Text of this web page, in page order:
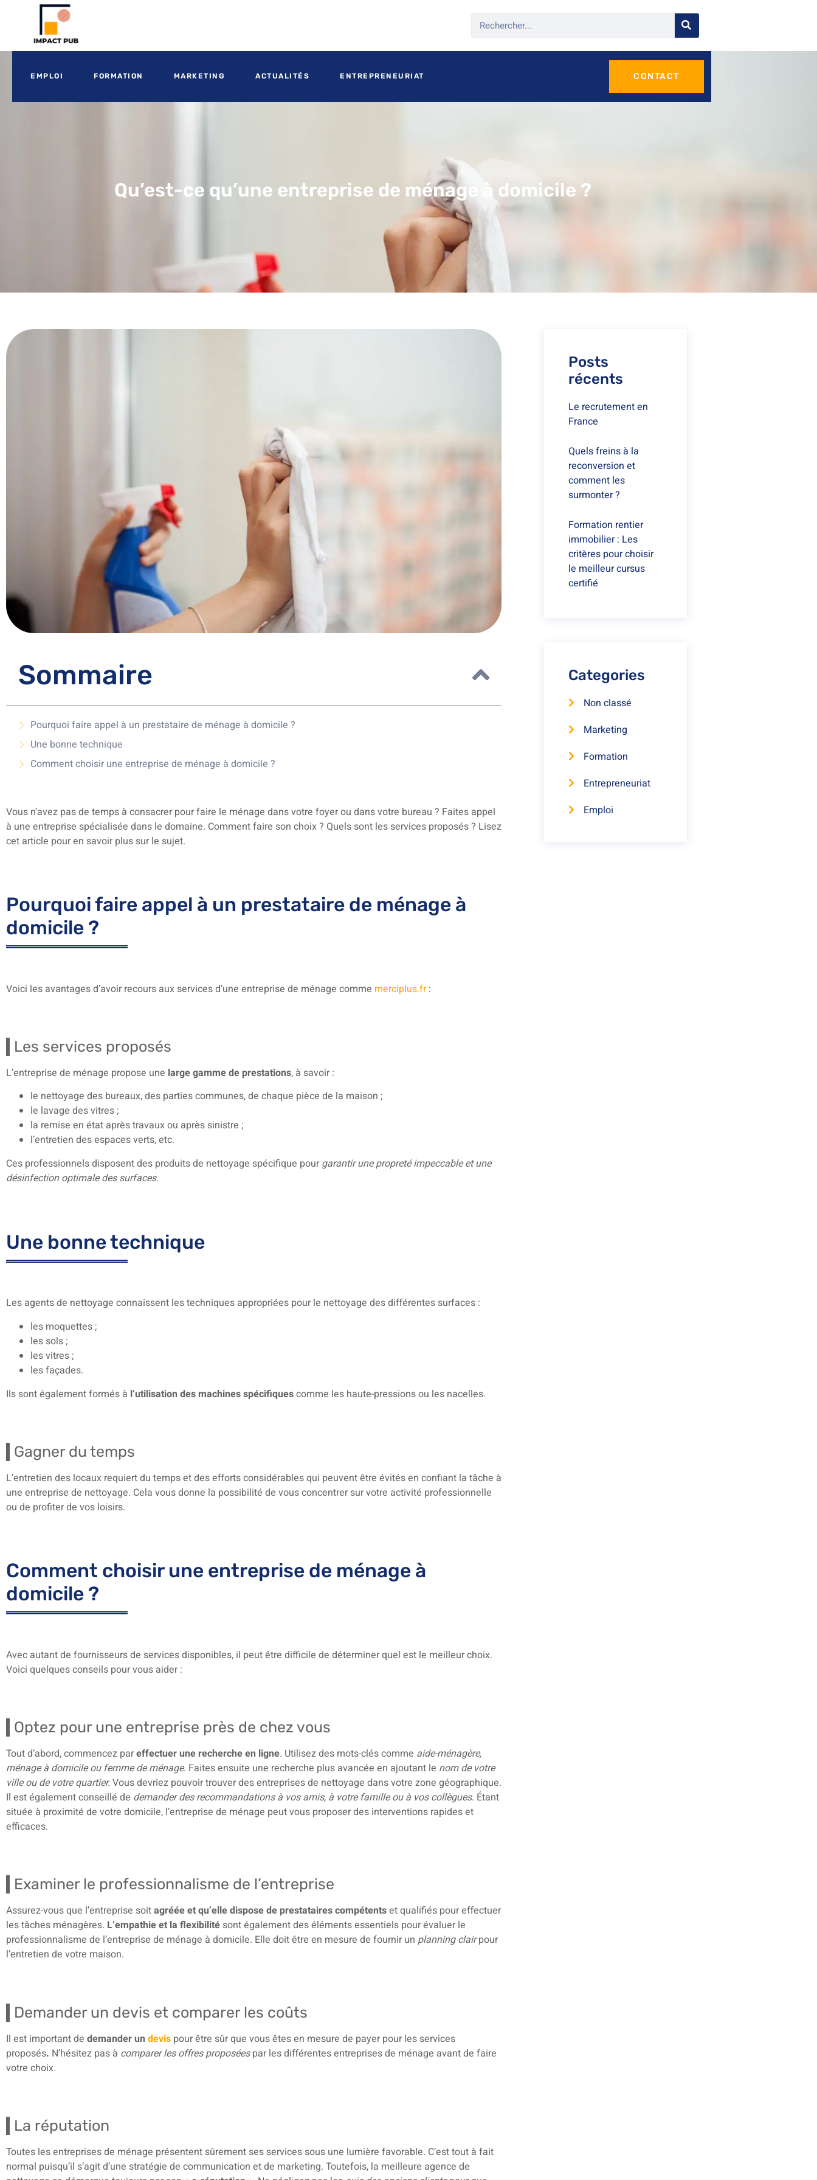
EMPLOI FORMATION MARKETING ACTUALITÉS ENTREPRENEURIAT CONTACT
Qu’est-ce qu’une entreprise de ménage à domicile ?
Sommaire
Pourquoi faire appel à un prestataire de ménage à domicile ?
Une bonne technique
Comment choisir une entreprise de ménage à domicile ?
Vous n’avez pas de temps à consacrer pour faire le ménage dans votre foyer ou dans votre bureau ? Faites appel
à une entreprise spécialisée dans le domaine. Comment faire son choix ? Quels sont les services proposés ? Lisez
cet article pour en savoir plus sur le sujet.
Pourquoi faire appel à un prestataire de ménage à
domicile ?
Voici les avantages d’avoir recours aux services d’une entreprise de ménage comme merciplus.fr:
Les services proposés
L’entreprise de ménage propose une large gamme de prestations, à savoir :
le nettoyage des bureaux, des parties communes, de chaque pièce de la maison ;
le lavage des vitres ;
la remise en état après travaux ou après sinistre ;
l’entretien des espaces verts, etc.
Ces professionnels disposent des produits de nettoyage spécifique pourgarantir une propreté impeccable et une
désinfection optimale des surfaces.
Une bonne technique
Les agents de nettoyage connaissent les techniques appropriées pour le nettoyage des différentes surfaces :
les moquettes ;
les sols ;
les vitres ;
les façades.
Ils sont également formés à l’utilisation des machines spécifiquescomme les haute-pressions ou les nacelles.
Gagner du temps
L’entretien des locaux requiert du temps et des efforts considérables qui peuvent être évités en confiant la tâche à
une entreprise de nettoyage. Cela vous donne la possibilité de vous concentrer sur votre activité professionnelle
ou de profiter de vos loisirs.
Comment choisir une entreprise de ménage à
domicile ?
Avec autant de fournisseurs de services disponibles, il peut être difficile de déterminer quel est le meilleur choix.
Voici quelques conseils pour vous aider :
Optez pour une entreprise près de chez vous
Tout d’abord, commencez pareffectuer une recherche en ligne. Utilisez des mots-clés comme aide-ménagère,
ménage à domicile ou femme de ménage. Faites ensuite une recherche plus avancée en ajoutant le nom de votre
ville ou de votre quartier. Vous devriez pouvoir trouver des entreprises de nettoyage dans votre zone géographique.
Il est également conseillé de demander des recommandations à vos amis, à votre famille ou à vos collègues. Étant
située à proximité de votre domicile, l’entreprise de ménage peut vous proposer des interventions rapides et
efficaces.
Examiner le professionnalisme de l’entreprise
Assurez-vous que l’entreprise soitagréée et qu’elle dispose de prestataires compétentset qualifiés pour effectuer
les tâches ménagères. L’empathie et la flexibilité sont également des éléments essentiels pour évaluer le
professionnalisme de l’entreprise de ménage à domicile. Elle doit être en mesure de fournir un planning clairpour
l’entretien de votre maison.
Demander un devis et comparer les coûts
Il est important de demander un devis pour être sûr que vous êtes en mesure de payer pour les services
proposés. N’hésitez pas à comparer les offres proposéespar les différentes entreprises de ménage avant de faire
votre choix.
La réputation
Toutes les entreprises de ménage présentent sûrement ses services sous une lumière favorable. C’est tout à fait
normal puisqu’il s’agit d’une stratégie de communication et de marketing. Toutefois, la meilleure agence de
Posts
récents
Le recrutement en
France
Quels freins à la
reconversion et
comment les
surmonter ?
Formation rentier
immobilier : Les
critères pour choisir
le meilleur cursus
certifié
Categories
Non classé
Marketing
Formation
Entrepreneuriat
Emploi